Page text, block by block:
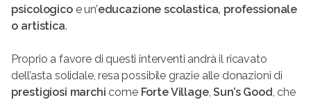
psicologicoe un’educazione scolastica, professionale
o artistica.
Proprio a favore di questi interventi andrà il ricavato
dell’asta solidale, resa possibile grazie alle donazioni di
prestigiosi marchi come Forte Village,Sun’s Good, che